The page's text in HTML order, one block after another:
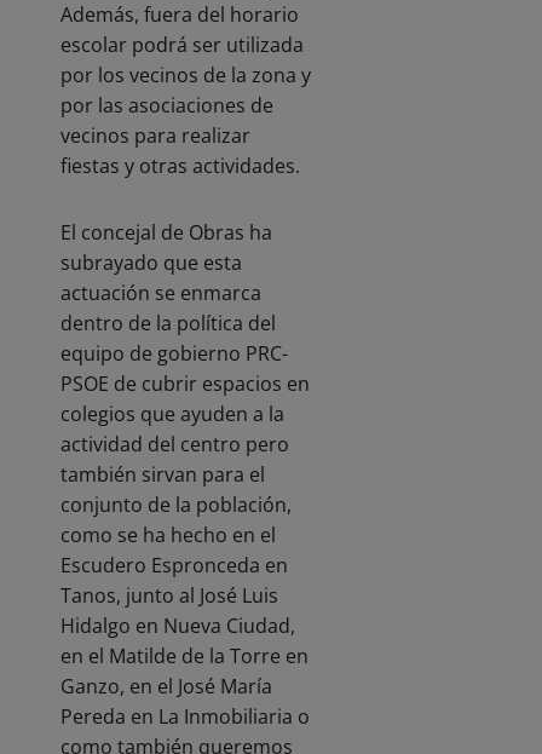
Además, fuera del horario
escolar podrá ser utilizada
por los vecinos de la zona y
por las asociaciones de
vecinos para realizar
fiestas y otras actividades.
El concejal de Obras ha
subrayado que esta
actuación se enmarca
dentro de la política del
equipo de gobierno PRC-
PSOE de cubrir espacios en
colegios que ayuden a la
actividad del centro pero
también sirvan para el
conjunto de la población,
como se ha hecho en el
Escudero Espronceda en
Tanos, junto al José Luis
Hidalgo en Nueva Ciudad,
en el Matilde de la Torre en
Ganzo, en el José María
Pereda en La Inmobiliaria o
como también queremos